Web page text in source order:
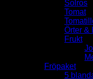
Solros
Tomat
Örter &
Frukt
Fröpaket
5